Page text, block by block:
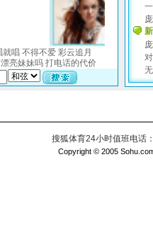
搜狐体育24小时值班电话
Copyright © 2005